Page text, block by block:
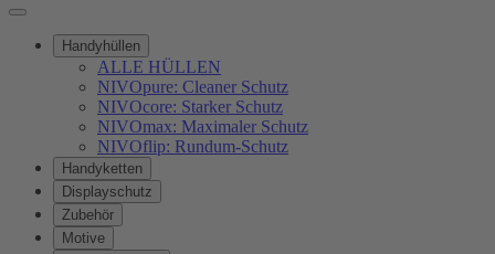
Handyhüllen
ALLE HÜLLEN
NIVOpure: Cleaner Schutz
NIVOcore: Starker Schutz
NIVOmax: Maximaler Schutz
NIVOflip: Rundum-Schutz
Handyketten
Displayschutz
Zubehör
Motive